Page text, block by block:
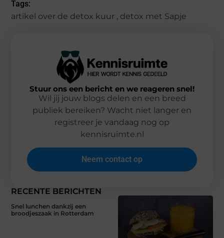
Tags:
artikel over de detox kuur , detox met Sapje
RECENTE BERICHTEN
Snel lunchen dankzij een
broodjeszaak in Rotterdam
Stuur ons een bericht en we reageren snel!
Wil jij jouw blogs delen en een breed
publiek bereiken? Wacht niet langer en
registreer je vandaag nog op
kennisruimte.nl
Neem contact op